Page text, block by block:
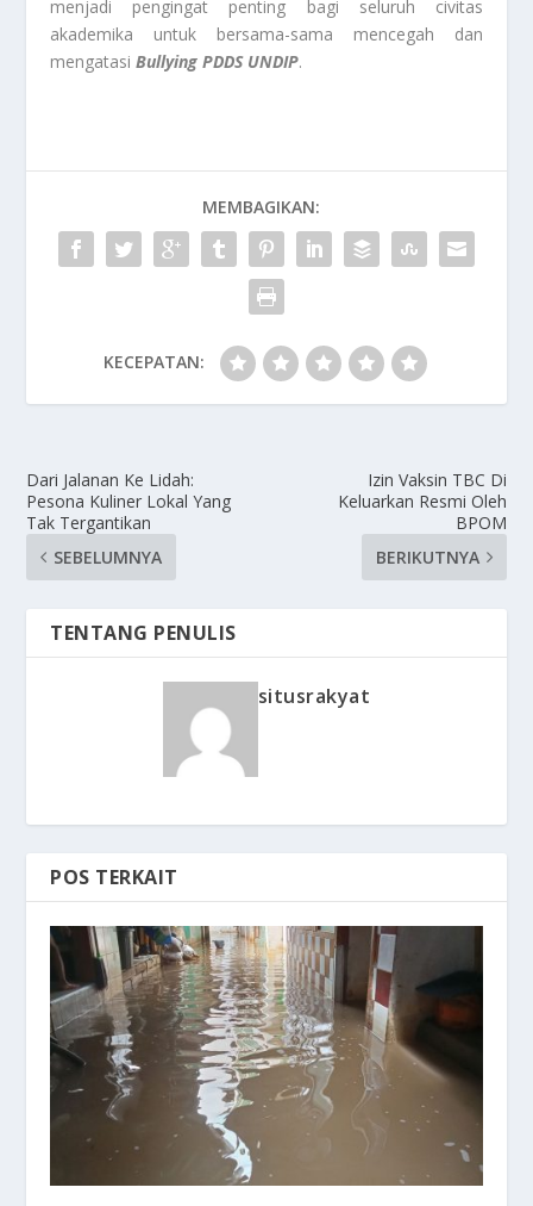
menjadi pengingat penting bagi seluruh civitas
akademika untuk bersama-sama mencegah dan
mengatasiBullying PDDS UNDIP.
MEMBAGIKAN:
KECEPATAN:
Dari Jalanan Ke Lidah:
Pesona Kuliner Lokal Yang
Tak Tergantikan
SEBELUMNYA
Izin Vaksin TBC Di
Keluarkan Resmi Oleh
BPOM
BERIKUTNYA
TENTANG PENULIS
situsrakyat
POS TERKAIT